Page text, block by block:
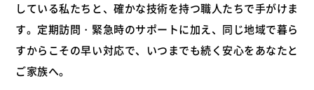
している私たちと、確かな技術を持つ職人たちで手がけま
す。定期訪問・緊急時のサポートに加え、同じ地域で暮ら
すからこその早い対応で、いつまでも続く安心をあなたと
ご家族へ。